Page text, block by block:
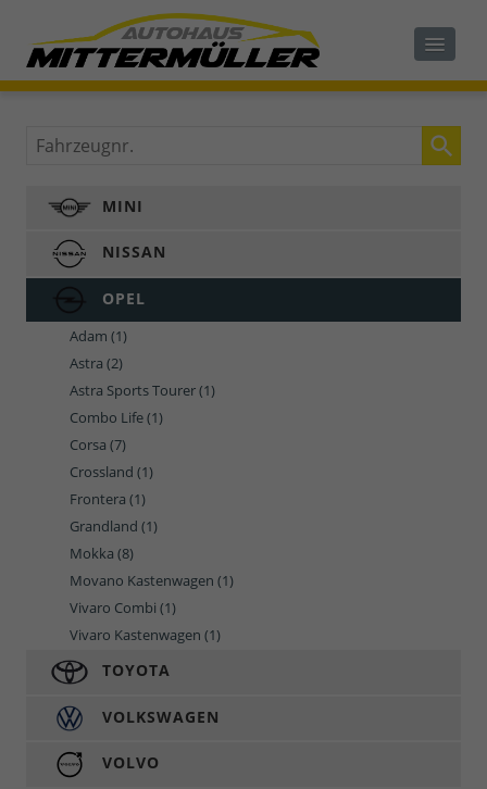
Fahrzeugnr.
MINI
NISSAN
OPEL
Adam (1)
Astra (2)
Astra Sports Tourer(1)
Combo Life(1)
Corsa (7)
Crossland (1)
Frontera (1)
Grandland (1)
Mokka (8)
Movano Kastenwagen (1)
Vivaro Combi (1)
Vivaro Kastenwagen (1)
TOYOTA
VOLKSWAGEN
VOLVO